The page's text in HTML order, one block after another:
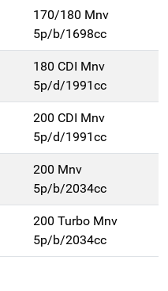
170/180 Mnv
5p/b/1698cc
180 CDI Mnv
5p/d/1991cc
200 CDI Mnv
5p/d/1991cc
200 Mnv
5p/b/2034cc
200 Turbo Mnv
5p/b/2034cc